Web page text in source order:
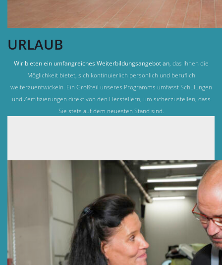
URLAUB
Wir bieten ein umfangreiches Weiterbildungsangebot an, das Ihnen die
Möglichkeit bietet, sich kontinuierlich persönlich und beruflich
weiterzuentwickeln. Ein Großteil unseres Programms umfasst Schulungen
und Zertifizierungen direkt von den Herstellern, um sicherzustellen, dass
Sie stets auf dem neuesten Stand sind.